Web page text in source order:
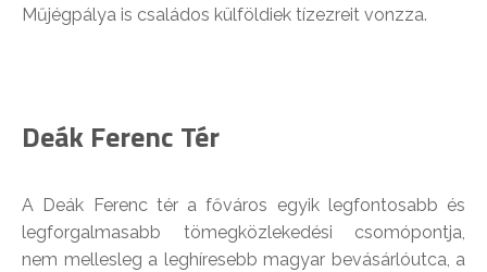
Műjégpálya is családos külföldiek tízezreit vonzza.
Deák Ferenc Tér
A Deák Ferenc tér a főváros egyik legfontosabb és
legforgalmasabb tömegközlekedési csomópontja,
nem mellesleg a leghíresebb magyar bevásárlóutca, a